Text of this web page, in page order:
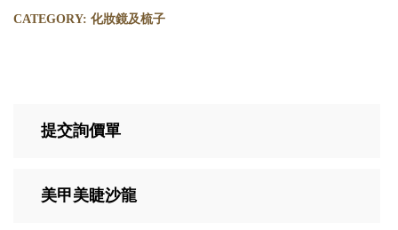
CATEGORY: 化妝鏡及梳子
提交詢價單
美甲美睫沙龍